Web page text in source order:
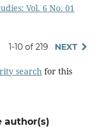
Vol. 6 No. 01
1-10 of 219 NEXT
searchfor this
author(s)